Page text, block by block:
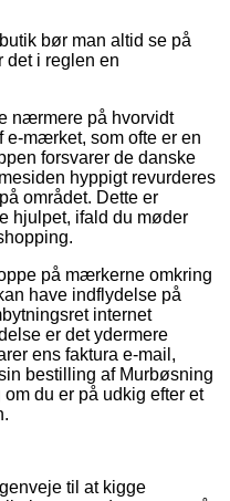
bør man altid se på
det i reglen en
nærmere på hvorvidt
e-mærket, som ofte er en
forsvarer de danske
hyppigt revurderes
området. Dette er
hjulpet, ifald du møder
på mærkerne omkring
have indflydelse på
internet
er det ydermere
ens faktura e-mail,
bestilling af Murbøsning
du er på udkig efter et
til at kigge